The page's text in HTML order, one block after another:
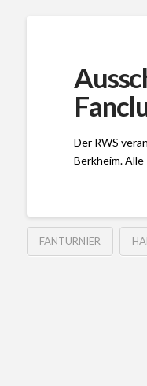
Der RWS
Berkheim.
FANTURNIER